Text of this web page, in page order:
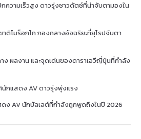
ความเร็วสูง ดาวรุ่งชาวดัตช์ที่น่าจับตามองใน
ติโมร็อกโก กองกลางอัจฉริยะที่ยุโรปจับตา
าง ผลงาน และจุดเด่นของดาราเอวีญี่ปุ่นที่กำลัง
ตินักแสดง AV ดาวรุ่งพุ่งแรง
ดง AV นักบัลเลต์ที่กำลังถูกพูดถึงในปี 2026